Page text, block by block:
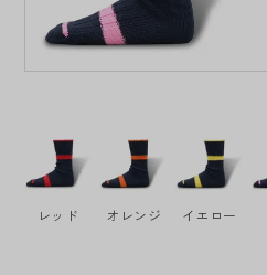
レッド オレンジ イエロー